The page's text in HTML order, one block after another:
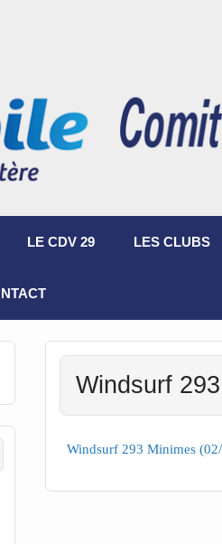
LE CDV 29 LES CLUBS
Windsurf
Windsurf 293 Minimes